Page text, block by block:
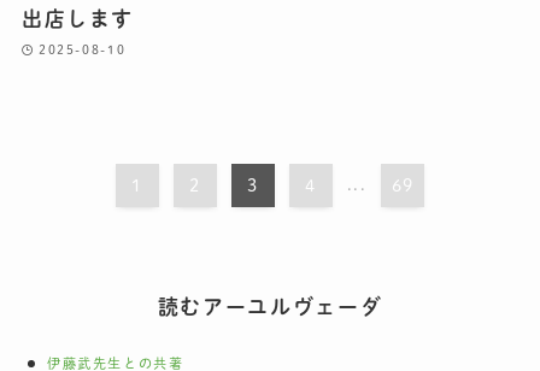
出店します
2025-08-10
1 2 3 4 ... 69
読むアーユルヴェーダ
伊藤武先生との共著